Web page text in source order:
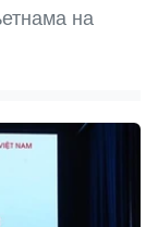
на